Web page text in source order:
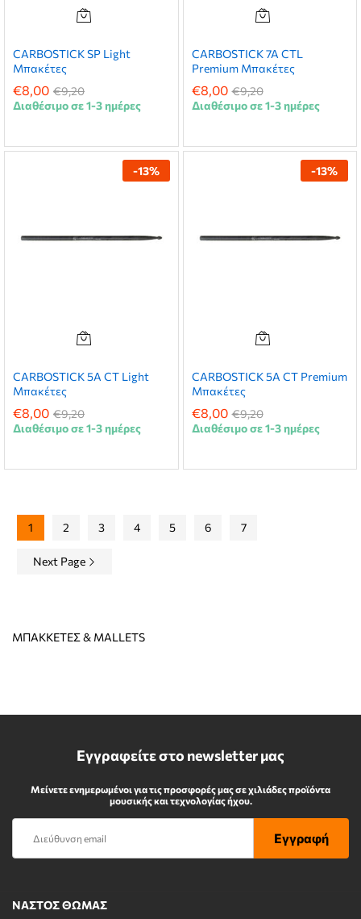
CARBOSTICK SP Light
Μπακέτες
€8,00 €9,20
Διαθέσιμο σε 1-3 ημέρες
CARBOSTICK 7A CTL
Premium Μπακέτες
€8,00 €9,20
Διαθέσιμο σε 1-3 ημέρες
-13%
CARBOSTICK 5A CT Light
Μπακέτες
€8,00 €9,20
Διαθέσιμο σε 1-3 ημέρες
-13%
CARBOSTICK 5A CT Premium
Μπακέτες
€8,00 €9,20
Διαθέσιμο σε 1-3 ημέρες
1 2 3 4 5 6 7
Next Page
ΜΠΑΚΚΕΤΕΣ & MALLETS
Εγγραφείτε στο newsletter μας
Μείνετε ενημερωμένοι για τις προσφορές μας σε χιλιάδες προϊόντα
μουσικής και τεχνολογίας ήχου.
ΝΑΣΤΟΣ ΘΩΜΑΣ